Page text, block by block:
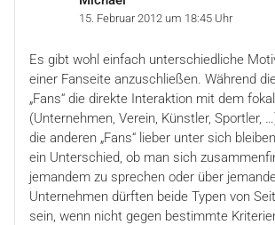
15. Februar 2012 um 18:45 Uhr
Es gibt wohl einfach unterschiedliche
einer Fanseite anzuschließen. Während
„Fans“ die direkte Interaktion mit dem
(Unternehmen, Verein, Künstler, Sportler,
die anderen „Fans“ lieber unter sich
ein Unterschied, ob man sich
jemandem zu sprechen oder über
Unternehmen dürften beide Typen von
sein, wenn nicht gegen bestimmte